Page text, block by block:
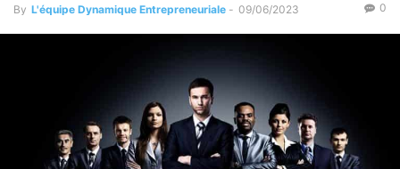
By L'équipe Dynamique Entrepreneuriale - 09/06/2023 0